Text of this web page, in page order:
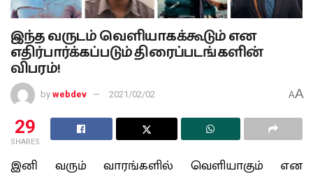
இந்த வருடம் வெளியாகக்கூடும் என
எதிர்பார்க்கப்படும் திரைப்படங்களின்
விபரம்!
by webdev 2021/02/02 AA
29
SHARES
இனி வரும் வாரங்களில் வெளியாகும் என